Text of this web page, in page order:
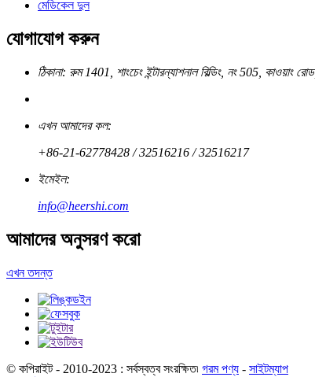
মেডিকেল দুল
যোগাযোগ করুন
ঠিকানা: রুম 1401, শাংচেং ইন্টারন্যাশনাল বিল্ডিং, নং 505, কাওয়াং
এখন আমাদের কল:
+86-21-62778428 / 32516216 / 32516217
ইমেইল:
info@heershi.com
আমাদের অনুসরণ করো
এখন তদন্ত
© কপিরাইট - 2010-2023 : সর্বস্বত্ব সংরক্ষিত৷ গরম পণ্য - সাইটম্যাপ